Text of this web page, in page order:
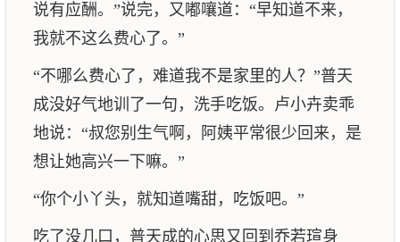
说有应酬。”说完，又嘟嚷道：“早知道不来，
我就不这么费心了。”
“不哪么费心了，难道我不是家里的人？”普天
成没好气地训了一句，洗手吃饭。卢小卉卖乖
地说：“叔您别生气啊，阿姨平常很少回来，是
想让她高兴一下嘛。”
“你个小丫头，就知道嘴甜，吃饭吧。”
吃了没几口，普天成的心思又回到乔若瑄身